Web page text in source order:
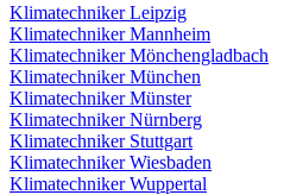
Klimatechniker Leipzig
Klimatechniker Mannheim
Klimatechniker Mönchengladbach
Klimatechniker München
Klimatechniker Münster
Klimatechniker Nürnberg
Klimatechniker Stuttgart
Klimatechniker Wiesbaden
Klimatechniker Wuppertal